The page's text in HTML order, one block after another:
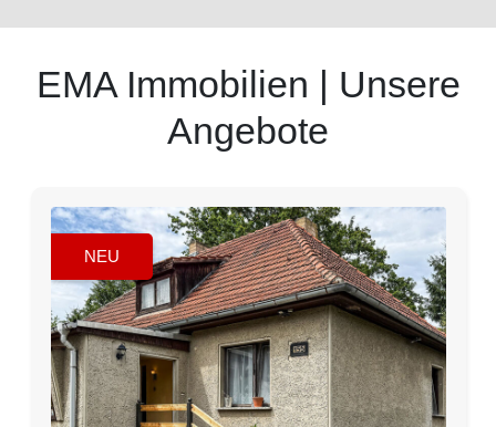
EMA Immobilien | Unsere
Angebote
NEU